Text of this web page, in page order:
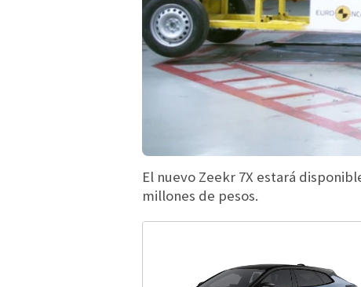
El nuevo Zeekr 7X estará
millones de pesos.